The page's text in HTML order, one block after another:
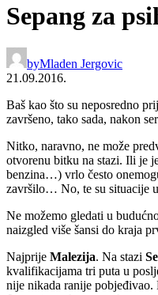
Sepang za
byMladen Jergovic
21.09.2016.
Baš kao što su neposredno
završeno, tako sada, nakon
Nitko, naravno, ne može
otvorenu bitku na stazi. Ili je
benzina…) vrlo često
završilo… No, te su situacije
Ne možemo gledati u
naizgled više šansi do kraja
Najprije Malezija. Na stazi
kvalifikacijama tri puta u
nije nikada ranije